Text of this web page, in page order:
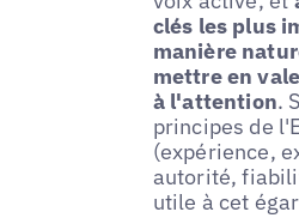
clés les plus
manière
mettre en
à l'attention.
principes de
(expérience,
autorité,
utile à cet